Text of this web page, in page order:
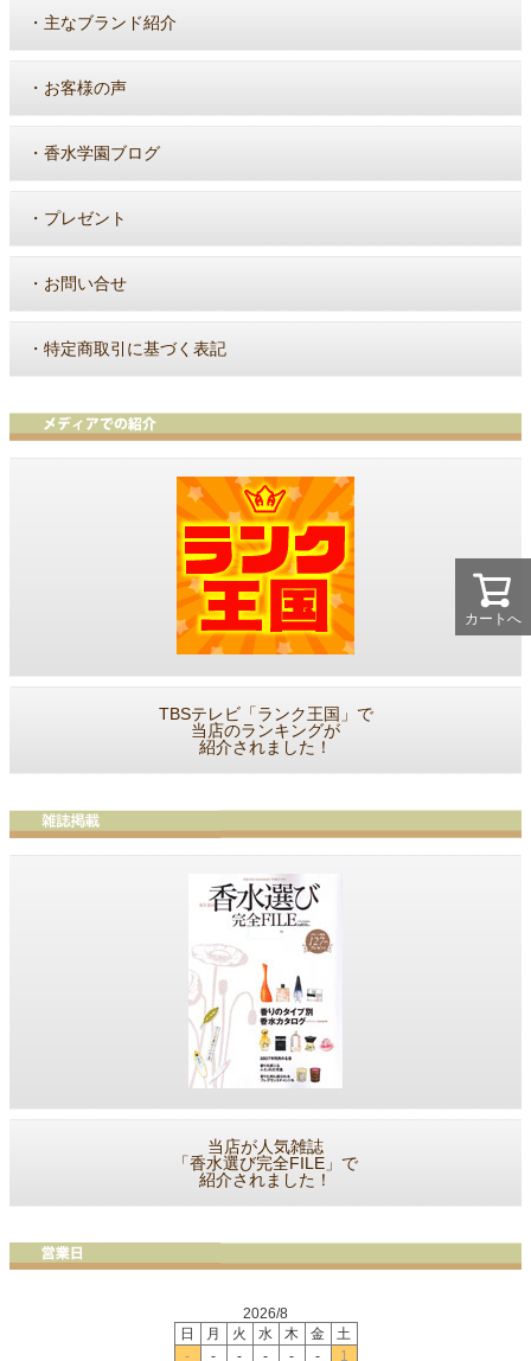
カートへ
・ 主なブランド紹介
・ お客様の声
・ 香水学園ブログ
・ プレゼント
・ お問い合せ
・ 特定商取引に基づく表記
TBSテレビ「ランク王国」で
当店のランキングが
紹介されました！
当店が人気雑誌
「香水選び完全FILE」で
紹介されました！
2026/8
日
月 火 水 木 金
土
-
- - - - - 1